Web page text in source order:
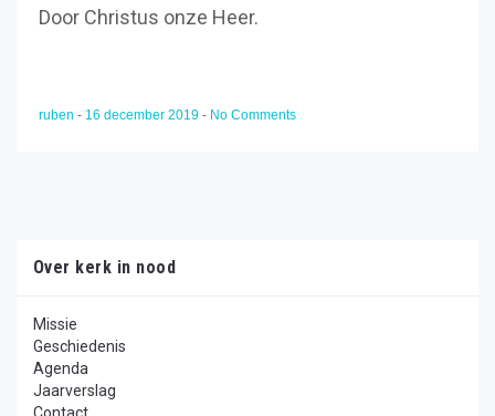
Door Christus onze Heer.
ruben - 16 december 2019 - No Comments
Over kerk in nood
Missie
Geschiedenis
Agenda
Jaarverslag